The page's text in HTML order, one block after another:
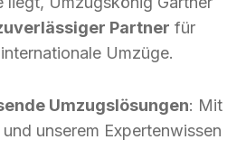
Partner für
Umzüge.
Umzugslösungen: Mit
unserem Expertenwissen